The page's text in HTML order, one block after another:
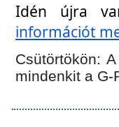
Idén újra
információt
Csütörtökön:A
mindenkit a G-